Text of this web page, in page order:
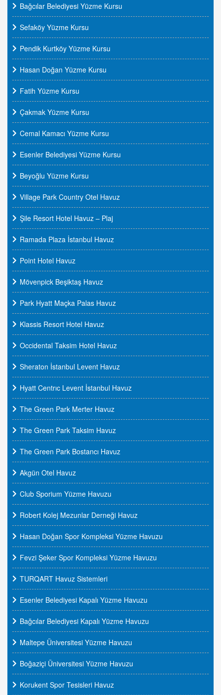
Bağcılar Belediyesi Yüzme Kursu
Sefaköy Yüzme Kursu
Pendik Kurtköy Yüzme Kursu
Hasan Doğan Yüzme Kursu
Fatih Yüzme Kursu
Çakmak Yüzme Kursu
Cemal Kamacı Yüzme Kursu
Esenler Belediyesi Yüzme Kursu
Beyoğlu Yüzme Kursu
Village Park Country Otel Havuz
Şile Resort Hotel Havuz – Plaj
Ramada Plaza İstanbul Havuz
Point Hotel Havuz
Mövenpick Beşiktaş Havuz
Park Hyatt Maçka Palas Havuz
Klassis Resort Hotel Havuz
Occidental Taksim Hotel Havuz
Sheraton İstanbul Levent Havuz
Hyatt Centrıc Levent İstanbul Havuz
The Green Park Merter Havuz
The Green Park Taksim Havuz
The Green Park Bostancı Havuz
Akgün Otel Havuz
Club Sporium Yüzme Havuzu
Robert Kolej Mezunlar Derneği Havuz
Hasan Doğan Spor Kompleksi Yüzme Havuzu
Fevzi Şeker Spor Kompleksi Yüzme Havuzu
TURQART Havuz Sistemleri
Esenler Belediyesi Kapalı Yüzme Havuzu
Bağcılar Belediyesi Kapalı Yüzme Havuzu
Maltepe Üniversitesi Yüzme Havuzu
Boğaziçi Üniversitesi Yüzme Havuzu
Korukent Spor Tesisleri Havuz